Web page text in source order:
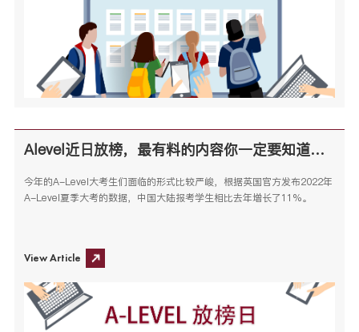
Alevel近日放榜，最有料的内容你一定要知道！ 大家准备好学校的申请或补录规划了吗？
今年的A-Level大考生们面临的形式比较严峻，根据英国官方发布2022年
A-Level夏季大考的数据，中国大陆报考学生相比去年增长了11%。
View Article